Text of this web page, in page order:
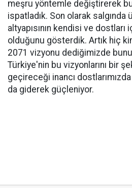
meşru yöntemle değiştirerek
ispatladık. Son olarak
altyapısının kendisi ve
olduğunu gösterdik. Artık hiç
2071 vizyonu dediğimizde
Türkiye'nin bu vizyonlarını bir
geçireceği inancı
da giderek güçleniyor.